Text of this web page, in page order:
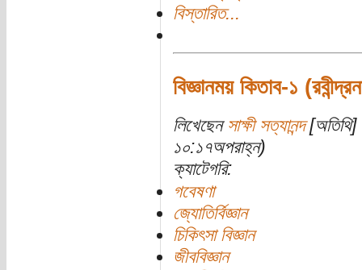
বিস্তারিত...
বিজ্ঞানময় কিতাব-১
লিখেছেন সাক্ষী সত্যানন্দ[অতিথি]
১০:১৭অপরাহ্ন)
ক্যাটেগরি:
গবেষণা
জ্যোতির্বিজ্ঞান
চিকিৎসা বিজ্ঞান
জীববিজ্ঞান